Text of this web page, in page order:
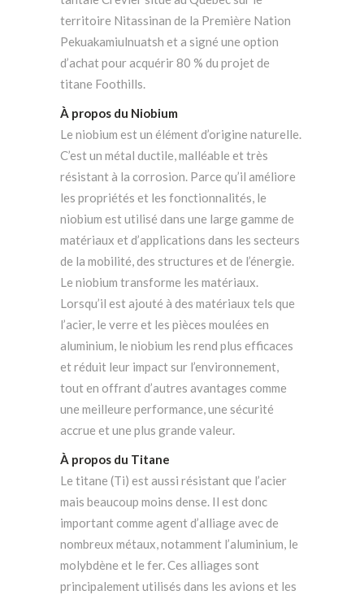
territoire Nitassinan de la Première Nation
Pekuakamiulnuatsh et a signé une option
d’achat pour acquérir 80 % du projet de
titane Foothills.
À propos du Niobium
Le niobium est un élément d’origine naturelle.
C’est un métal ductile, malléable et très
résistant à la corrosion. Parce qu’il améliore
les propriétés et les fonctionnalités, le
niobium est utilisé dans une large gamme de
matériaux et d’applications dans les secteurs
de la mobilité, des structures et de l’énergie.
Le niobium transforme les matériaux.
Lorsqu’il est ajouté à des matériaux tels que
l’acier, le verre et les pièces moulées en
aluminium, le niobium les rend plus efficaces
et réduit leur impact sur l’environnement,
tout en offrant d’autres avantages comme
une meilleure performance, une sécurité
accrue et une plus grande valeur.
À propos du Titane
Le titane (Ti) est aussi résistant que l’acier
mais beaucoup moins dense. Il est donc
important comme agent d’alliage avec de
nombreux métaux, notamment l’aluminium, le
molybdène et le fer. Ces alliages sont
principalement utilisés dans les avions et les